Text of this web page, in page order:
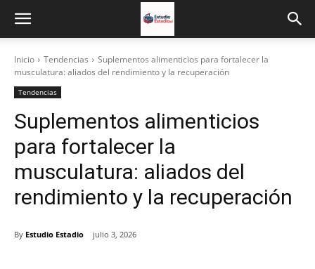
Inicio Tendencias
Suplementos alimenticios para fortalecer la
musculatura: aliados del rendimiento y la recuperación
Tendencias
Suplementos alimenticios
para fortalecer la
musculatura: aliados del
rendimiento y la recuperación
By Estudio Estadio julio 3, 2026